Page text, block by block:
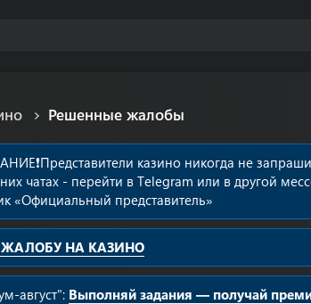
Решенные жалобы
казино никогда не
чатах - перейти в Telegram или в другой
«Официальный представитель»
ЖАЛОБУ НА КАЗИНО
август": Выполняй задания — получай